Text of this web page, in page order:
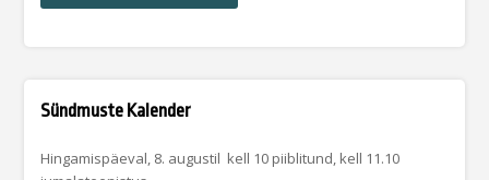
Sündmuste Kalender
Hingamispäeval, 8. augustil kell 10 piiblitund, kell 11.10